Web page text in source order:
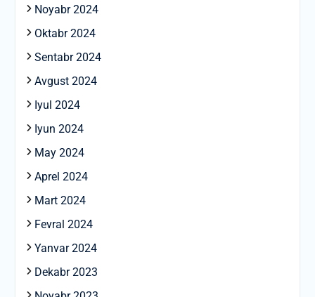
Noyabr 2024
Oktabr 2024
Sentabr 2024
Avgust 2024
Iyul 2024
Iyun 2024
May 2024
Aprel 2024
Mart 2024
Fevral 2024
Yanvar 2024
Dekabr 2023